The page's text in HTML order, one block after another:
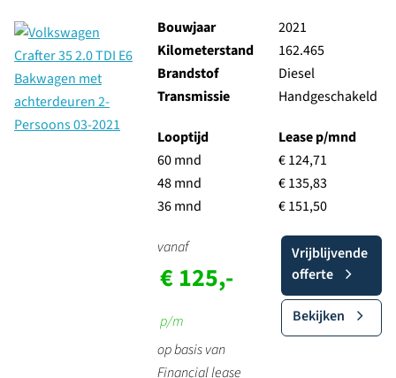
Bouwjaar
2021
Kilometerstand
162.465
Brandstof
Diesel
Transmissie
Handgeschakeld
Looptijd
60 mnd
48 mnd
36 mnd
Lease p/mnd
€ 124,71
€ 135,83
€ 151,50
vanaf
€ 125,-
p/m
op basis van
Financial lease
Vrijblijvende
offerte
Bekijken